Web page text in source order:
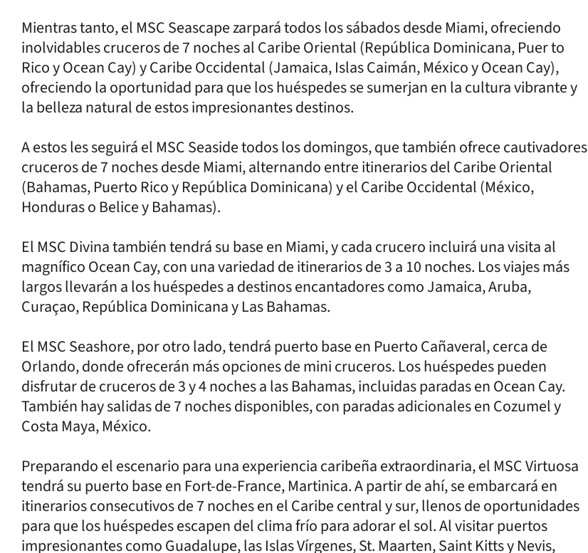
Mientras tanto, el MSC Seascape zarpará todos los sábados desde Miami, ofreciendo
inolvidables cruceros de 7 noches al Caribe Oriental (República Dominicana, Puer to
Rico y Ocean Cay) y Caribe Occidental (Jamaica, Islas Caimán, México y Ocean Cay),
ofreciendo la oportunidad para que los huéspedes se sumerjan en la cultura vibrante y
la belleza natural de estos impresionantes destinos.
A estos les seguirá el MSC Seaside todos los domingos, que también ofrece cautivadores
cruceros de 7 noches desde Miami, alternando entre itinerarios del Caribe Oriental
(Bahamas, Puerto Rico y República Dominicana) y el Caribe Occidental (México,
Honduras o Belice y Bahamas).
El MSC Divina también tendrá su base en Miami, y cada crucero incluirá una visita al
magnífico Ocean Cay, con una variedad de itinerarios de 3 a 10 noches. Los viajes más
largos llevarán a los huéspedes a destinos encantadores como Jamaica, Aruba,
Curaçao, República Dominicana y Las Bahamas.
El MSC Seashore, por otro lado, tendrá puerto base en Puerto Cañaveral, cerca de
Orlando, donde ofrecerán más opciones de mini cruceros. Los huéspedes pueden
disfrutar de cruceros de 3 y 4 noches a las Bahamas, incluidas paradas en Ocean Cay.
También hay salidas de 7 noches disponibles, con paradas adicionales en Cozumel y
Costa Maya, México.
Preparando el escenario para una experiencia caribeña extraordinaria, el MSC Virtuosa
tendrá su puerto base en Fort-de-France, Martinica. A partir de ahí, se embarcará en
itinerarios consecutivos de 7 noches en el Caribe central y sur, llenos de oportunidades
para que los huéspedes escapen del clima frío para adorar el sol. Al visitar puertos
impresionantes como Guadalupe, las Islas Vírgenes, St. Maarten, Saint Kitts y Nevis,